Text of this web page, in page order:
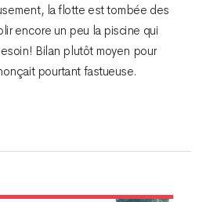
la flotte est tombée des
encore un peu la piscine qui
! Bilan plutôt moyen pour
pourtant fastueuse.